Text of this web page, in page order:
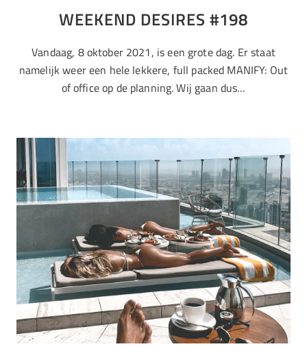
WEEKEND DESIRES #198
Vandaag, 8 oktober 2021, is een grote dag. Er staat
namelijk weer een hele lekkere, full packed MANIFY: Out
of office op de planning. Wij gaan dus…